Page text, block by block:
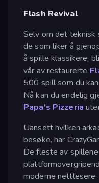
Flash Revival
Selv om det teknisk
de som liker å
å spille klassikere,
vår av restaurerte
500 spill som du
Nå kan du endelig
Papa's Pizzeria
Uansett hvilken
besøke, har
De fleste av
moderne nettlesere.